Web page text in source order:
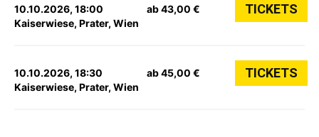
10.10.2026, 18:00
Kaiserwiese, Prater, Wien
ab 43,00 € TICKETS
10.10.2026, 18:30
Kaiserwiese, Prater, Wien
ab 45,00 € TICKETS